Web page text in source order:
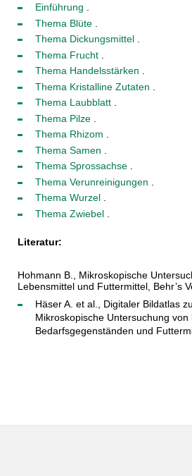
Einführung .
Thema Blüte.
Thema Dickungsmittel.
Thema Frucht.
Thema Handelsstärken .
Thema Kristalline Zutaten
Thema Laubblatt.
Thema Pilze.
Thema Rhizom .
Thema Samen
Thema Sprossachse.
Thema Verunreinigungen
Thema Wurzel.
Thema Zwiebel.
Literatur:
Hohmann B., Mikroskopische
Lebensmittel und Futtermittel, Behr’s
Häser A. et al., Digitaler Bildatlas
Mikroskopische Untersuchung von
Bedarfsgegenständen und